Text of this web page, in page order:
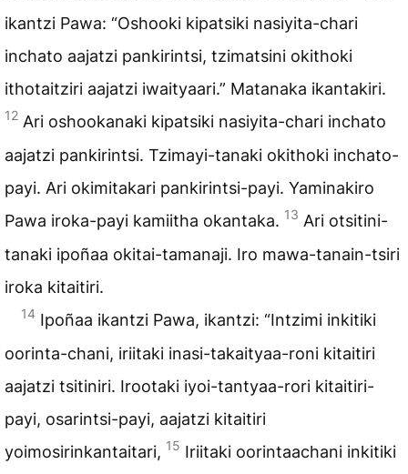
ikantzi Pawa: “Oshooki kipatsiki nasiyita-chari
inchato aajatzi pankirintsi, tzimatsini okithoki
ithotaitziri aajatzi iwaityaari.” Matanaka ikantakiri.
12 Ari oshookanaki kipatsiki nasiyita-chari inchato
aajatzi pankirintsi. Tzimayi-tanaki okithoki inchato-
payi. Ari okimitakari pankirintsi-payi. Yaminakiro
Pawa iroka-payi kamiitha okantaka. 13 Ari otsitini-
tanaki ipoñaa okitai-tamanaji. Iro mawa-tanain-tsiri
iroka kitaitiri.
14 Ipoñaa ikantzi Pawa, ikantzi: “Intzimi inkitiki
oorinta-chani, iriitaki inasi-takaityaa-roni kitaitiri
aajatzi tsitiniri. Irootaki iyoi-tantyaa-rori kitaitiri-
payi, osarintsi-payi, aajatzi kitaitiri
yoimosirinkantaitari, 15 Iriitaki oorintaachani inkitiki